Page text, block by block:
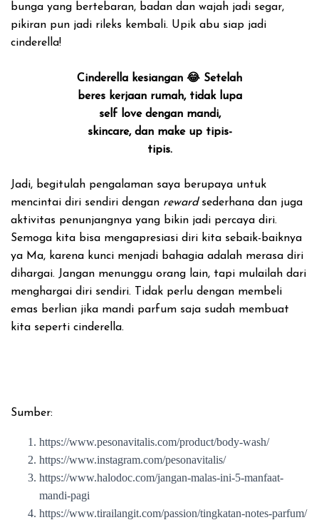
bunga yang bertebaran, badan dan wajah jadi segar,
pikiran pun jadi rileks kembali. Upik abu siap jadi
cinderella!
Cinderella kesiangan 😂 Setelah
beres kerjaan rumah, tidak lupa
self love dengan mandi,
skincare, dan make up tipis-
tipis.
Jadi, begitulah pengalaman saya berupaya untuk
mencintai diri sendiri dengan rewardsederhana dan juga
aktivitas penunjangnya yang bikin jadi percaya diri.
Semoga kita bisa mengapresiasi diri kita sebaik-baiknya
ya Ma, karena kunci menjadi bahagia adalah merasa diri
dihargai. Jangan menunggu orang lain, tapi mulailah dari
menghargai diri sendiri. Tidak perlu dengan membeli
emas berlian jika mandi parfum saja sudah membuat
kita seperti cinderella.
Sumber:
https://www.pesonavitalis.com/product/body-wash/
https://www.instagram.com/pesonavitalis/
https://www.halodoc.com/jangan-malas-ini-5-manfaat-
mandi-pagi
https://www.tirailangit.com/passion/tingkatan-notes-parfum/